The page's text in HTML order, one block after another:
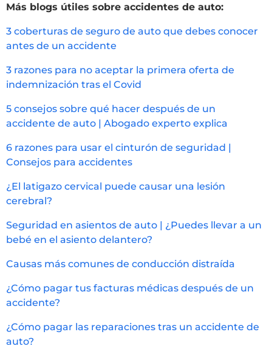
Más blogs útiles sobre accidentes de auto:
3 coberturas de seguro de auto que debes conocer
antes de un accidente
3 razones para no aceptar la primera oferta de
indemnización tras el Covid
5 consejos sobre qué hacer después de un
accidente de auto | Abogado experto explica
6 razones para usar el cinturón de seguridad |
Consejos para accidentes
¿El latigazo cervical puede causar una lesión
cerebral?
Seguridad en asientos de auto | ¿Puedes llevar a un
bebé en el asiento delantero?
Causas más comunes de conducción distraída
¿Cómo pagar tus facturas médicas después de un
accidente?
¿Cómo pagar las reparaciones tras un accidente de
auto?